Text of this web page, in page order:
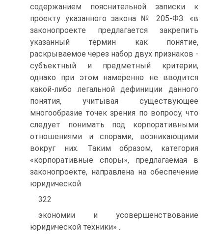
содержанием пояснительной записки к
проекту указанного закона № 205-ФЗ: «в
законопроекте предлагается закрепить
указанный термин как понятие,
раскрываемое через набор двух признаков -
субъектный и предметный критерии,
однако при этом намеренно не вводится
какой-либо легальной дефиниции данного
понятия, учитывая существующее
многообразие точек зрения по вопросу, что
следует понимать под корпоративными
отношениями и спорами, возникающими
вокруг них. Таким образом, категория
«корпоративные споры», предлагаемая в
законопроекте, направлена на обеспечение
юридической
322
экономии и усовершенствование
юридической техники» .